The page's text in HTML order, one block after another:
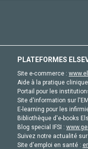
PLATEFORMES
Site e-commerce :
Aide à la pratique
Portail pour les
Site d'information sur
E-learning pour les
Bibliothèque d'e-books
Blog special IFSI :
Suivez notre actualité
Site d'emploi en santé :